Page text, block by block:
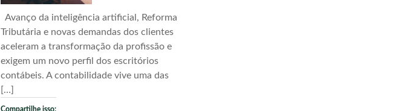
Avanço da inteligência artificial, Reforma
Tributária e novas demandas dos clientes
aceleram a transformação da profissão e
exigem um novo perfil dos escritórios
contábeis. A contabilidade vive uma das
[…]
Compartilhe isso: